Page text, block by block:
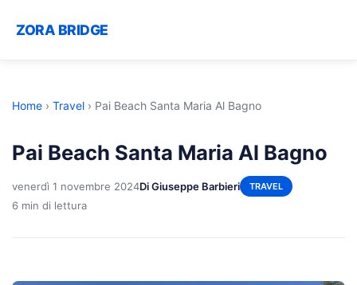
ZORA BRIDGE
Home › Travel › Pai Beach Santa Maria Al Bagno
Pai Beach Santa Maria Al Bagno
venerdì 1 novembre 2024Di Giuseppe Barbieri TRAVEL
6 min di lettura